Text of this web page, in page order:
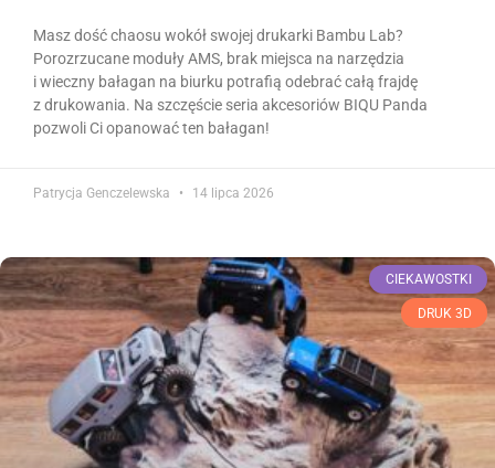
Masz dość chaosu wokół swojej drukarki Bambu Lab?
Porozrzucane moduły AMS, brak miejsca na narzędzia
i wieczny bałagan na biurku potrafią odebrać całą frajdę
z drukowania. Na szczęście seria akcesoriów BIQU Panda
pozwoli Ci opanować ten bałagan!
Patrycja Genczelewska 14 lipca 2026
CIEKAWOSTKI
DRUK 3D